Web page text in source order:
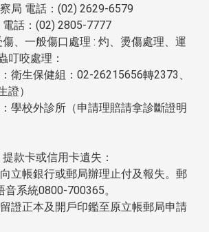
話：(02) 2629-6579
(02) 2805-7777
、一般傷口處理 : 灼、燙傷處理、運
叮咬處理：
健組：02-26215656轉2373、
證）
診所（申請理賠請拿診斷證明
款卡或信用卡遺失：
銀行或郵局辦理止付及報失。郵
系統0800-700365。
本及開戶印鑑至原立帳郵局申請